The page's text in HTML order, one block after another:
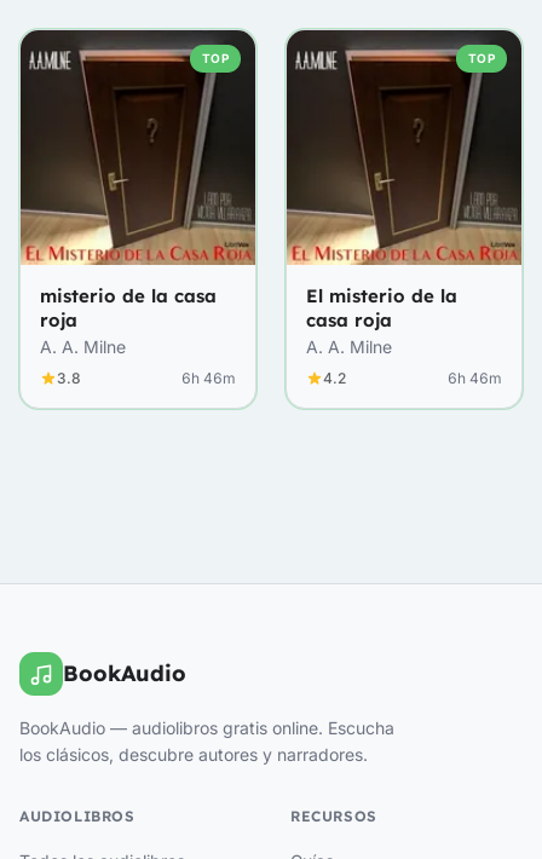
TOP
misterio de la casa
roja
A. A. Milne
3.8 6h 46m
TOP
El misterio de la
casa roja
A. A. Milne
4.2 6h 46m
BookAudio
BookAudio — audiolibros gratis online. Escucha
los clásicos, descubre autores y narradores.
AUDIOLIBROS RECURSOS